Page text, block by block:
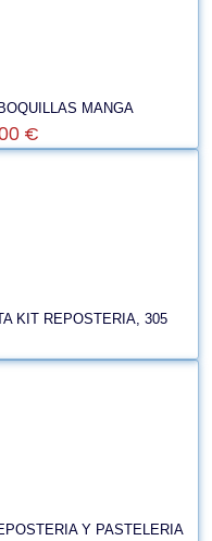
MANGA
€
KIT REPOSTERIA, 305
Y PASTELERIA